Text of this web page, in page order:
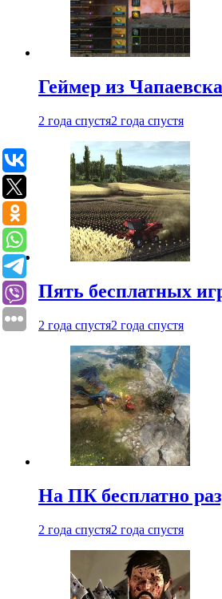
Геймер из
2 года спустя2 года спустя
Пять бесплатных
2 года спустя2 года спустя
На ПК бесплатно
2 года спустя2 года спустя